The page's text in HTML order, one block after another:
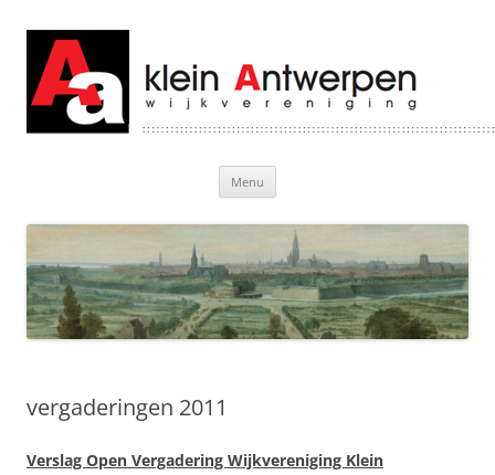
Menu
inhoud
vergaderingen 2011
Verslag Open Vergadering Wijkvereniging Klein